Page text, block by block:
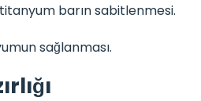
barın sabitlenmesi.
sağlanması.